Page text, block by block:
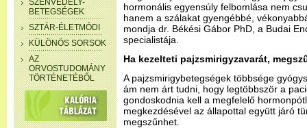
SZENVEDÉLY-
BETEGSÉGEK
SZTÁR-ÉLETMÓDI
KÜLÖNÖS SORSOK
AZ
ORVOSTUDOMÁNY
TÖRTÉNETÉBŐL
hormonális egyensúly felbomlása nem
hanem a szálakat gyengébbé,
mondja dr. Békési Gábor PhD, a Budai
specialistája.
Ha kezelteti pajzsmirigyzavarát,
A pajzsmirigybetegségek többsége
ám nem árt tudni, hogy legtöbbször a
gondoskodnia kell a megfelelő
megkezdésével az állapottal együtt járó
megszűnhet.